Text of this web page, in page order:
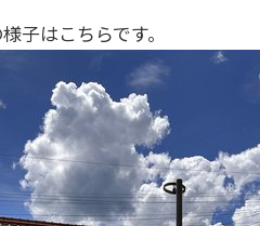
子はこちらです。